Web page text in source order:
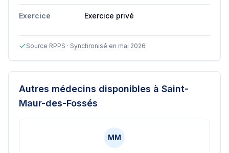
Exercice Exercice privé
Source RPPS · Synchronisé en mai 2026
Autres médecins disponibles à Saint-
Maur-des-Fossés
MM